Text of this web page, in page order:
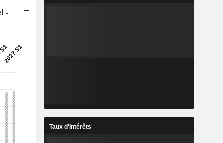
-
Taux d'Intérêts